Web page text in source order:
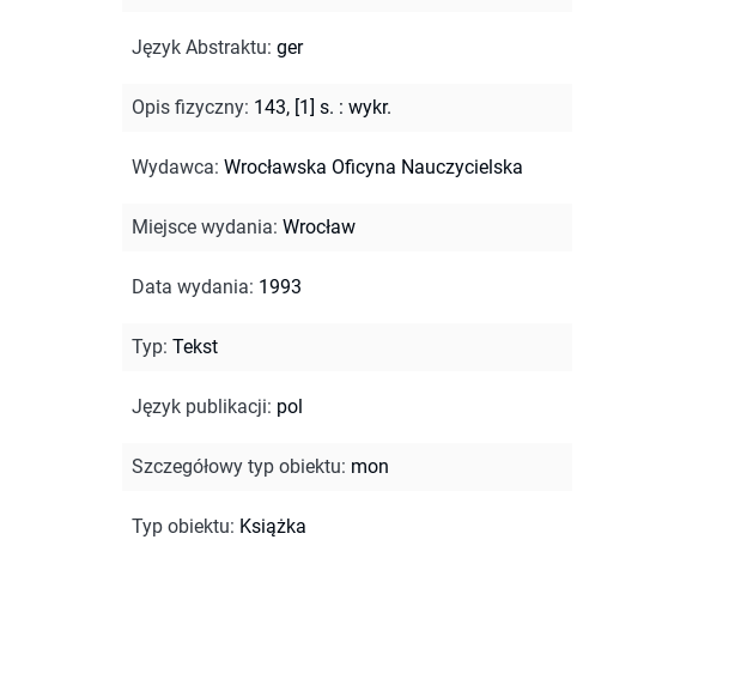
Język Abstraktu: ger
Opis fizyczny: 143, [1] s. : wykr.
Wydawca: Wrocławska Oficyna Nauczycielska
Miejsce wydania: Wrocław
Data wydania: 1993
Typ: Tekst
Język publikacji: pol
Szczegółowy typ obiektu: mon
Typ obiektu: Książka